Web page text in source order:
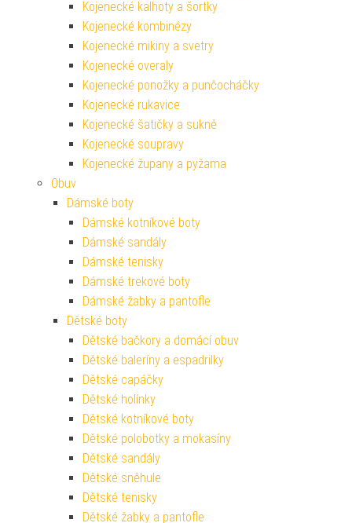
Kojenecké kalhoty a šortky
Kojenecké kombinézy
Kojenecké mikiny a svetry
Kojenecké overaly
Kojenecké ponožky a punčocháčky
Kojenecké rukavice
Kojenecké šatičky a sukně
Kojenecké soupravy
Kojenecké župany a pyžama
Obuv
Dámské boty
Dámské kotníkové boty
Dámské sandály
Dámské tenisky
Dámské trekové boty
Dámské žabky a pantofle
Dětské boty
Dětské bačkory a domácí obuv
Dětské baleríny a espadrilky
Dětské capáčky
Dětské holínky
Dětské kotníkové boty
Dětské polobotky a mokasíny
Dětské sandály
Dětské sněhule
Dětské tenisky
Dětské žabky a pantofle